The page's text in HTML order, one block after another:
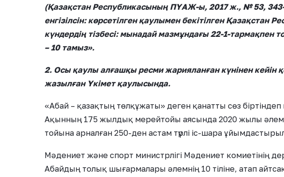
(Қазақстан Республикасының ПҮАЖ-ы, 2017 ж., № 53,
енгізілсін: көрсетілген қаулымен бекітілген Қазақстан
күндердің тізбесі: мынадай мазмұндағы 22-1-тармақпен
– 10 тамыз».
2. Осы қаулы алғашқы ресми жарияланған күнінен кейін
жазылған Үкімет қаулысында.
«Абай – қазақтың төлқұжаты» деген қанатты сөз
Ақынның 175 жылдық мерейтойы аясында 2020 жылы
тойына арналған 250-ден астам түрлі іс-шара
Мәдениет және спорт министрлігі Мәдениет комиетінің
Абайдың толық шығармалары әлемнің 10 тіліне, атап